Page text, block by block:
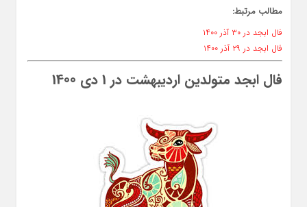
مطالب مرتبط:
فال ابجد در ۳۰ آذر ۱۴۰۰
فال ابجد در ۲۹ آذر ۱۴۰۰
فال ابجد متولدین اردیبهشت در 1 دی 1400